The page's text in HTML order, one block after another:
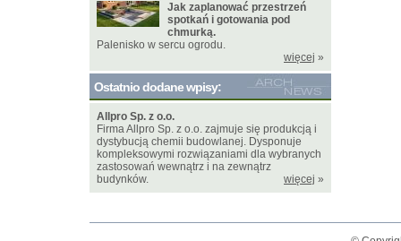
Jak zaplanować przestrzeń
spotkań i gotowania pod
chmurką.
Palenisko w sercu ogrodu.
więcej »
Ostatnio dodane wpisy:
Allpro Sp. z o.o.
Firma Allpro Sp. z o.o. zajmuje się produkcją i
dystybucją chemii budowlanej. Dysponuje
kompleksowymi rozwiązaniami dla wybranych
zastosowań wewnątrz i na zewnątrz
budynków.
więcej »